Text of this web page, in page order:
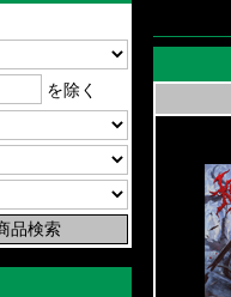
を除く